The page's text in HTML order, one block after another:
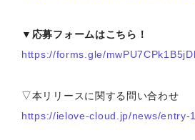
▼応募フォームはこちら！
https://forms.gle/
▽本リリースに関する問い合わせ
https://ielove-cloud.jp/news/entry-